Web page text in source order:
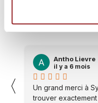
〈
Olivier
il y a 7
J’ai
message